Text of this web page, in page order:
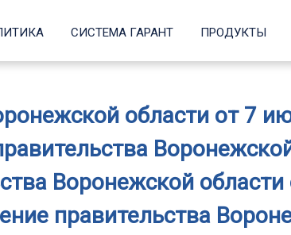
СИСТЕМА ГАРАНТ ПРОДУКТЫ
области от 7
Воронежской
правительства